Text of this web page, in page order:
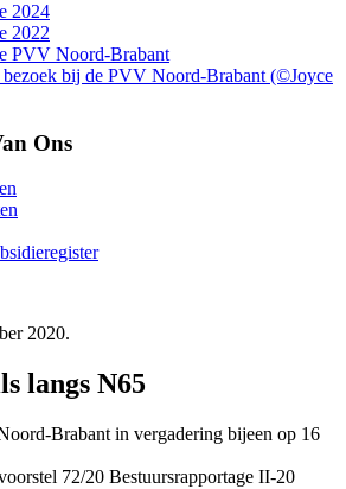
2024
2022
PVV Noord-Brabant
bezoek bij de PVV Noord-Brabant (©Joyce
Ons
2020.
langs N65
Brabant in vergadering bijeen op 16
72/20 Bestuursrapportage II-20